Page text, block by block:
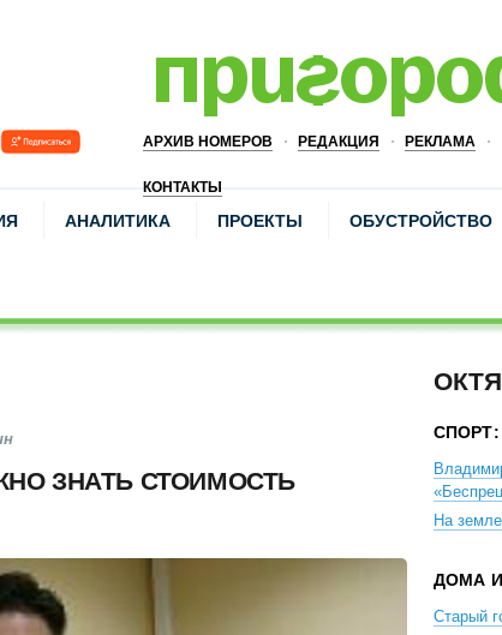
АРХИВ НОМЕРОВ РЕДАКЦИЯ РЕКЛАМА
КОНТАКТЫ
АНАЛИТИКА ПРОЕКТЫ ОБУСТРОЙСТВО
ЗНАТЬ СТОИМОСТЬ
На
ДОМА
Старый